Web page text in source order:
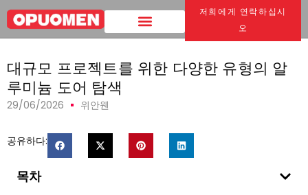
저희에게 연락하십시
오
집 > 대규모 프로젝트를 위한 다양한 유형의 알루미늄 도어 탐색
대규모 프로젝트를 위한 다양한 유형의 알
루미늄 도어 탐색
29/06/2026 위안웬
공유하다:
목차